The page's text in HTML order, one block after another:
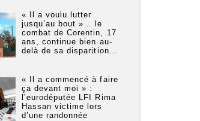
« Il a voulu lutter
jusqu’au bout »… le
combat de Corentin, 17
ans, continue bien au-
delà de sa disparition…
« Il a commencé à faire
ça devant moi » :
l’eurodéputée LFI Rima
Hassan victime lors
d’une randonnée